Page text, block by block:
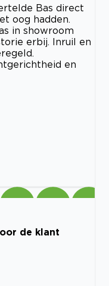
Bas direct
oog hadden.
in showroom
erbij. Inruil en
en
de klant